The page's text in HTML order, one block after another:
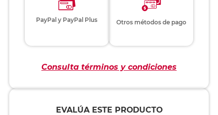
PayPal y PayPal Plus Otros métodos de pago
Consulta términos y condiciones
EVALÚA ESTE PRODUCTO